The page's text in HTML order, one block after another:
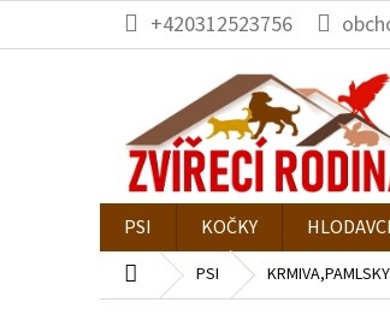
obsah
+420312523756
PSI KOČKY HLODAVCI
Domů PSI